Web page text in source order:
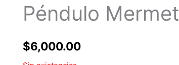
Péndulo Mermet
$6,000.00